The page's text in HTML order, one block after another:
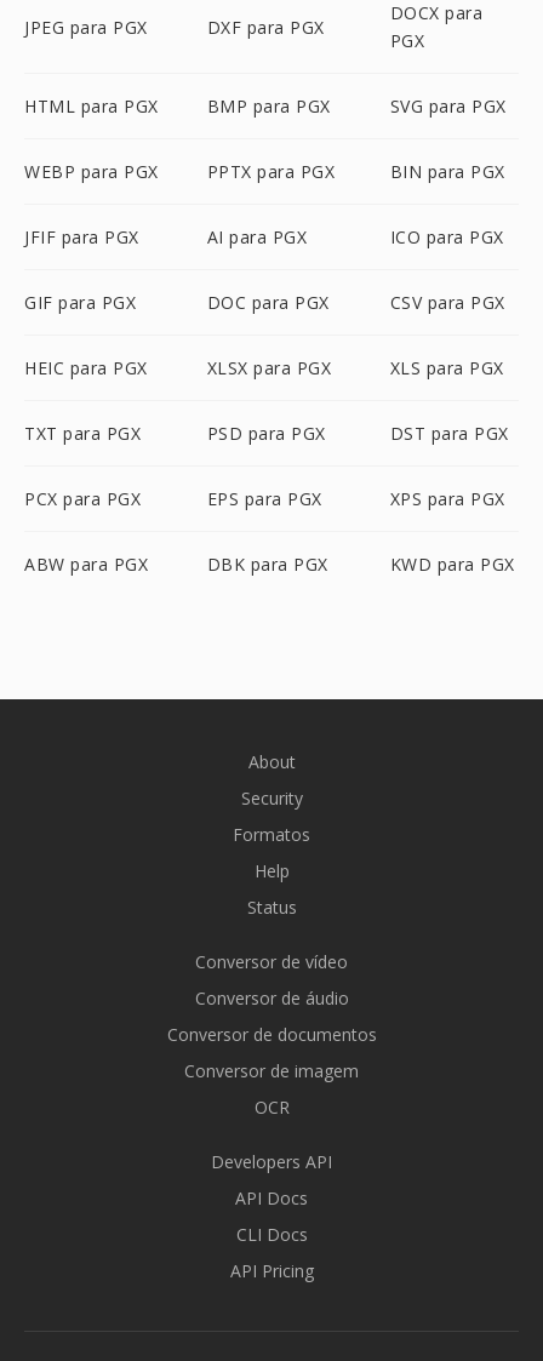
JPEG para PGX DXF para PGX
DOCX para
PGX
HTML para PGX BMP para PGX SVG para PGX
WEBP para PGX PPTX para PGX BIN para PGX
JFIF para PGX AI para PGX ICO para PGX
GIF para PGX DOC para PGX CSV para PGX
HEIC para PGX XLSX para PGX XLS para PGX
TXT para PGX PSD para PGX DST para PGX
PCX para PGX EPS para PGX XPS para PGX
ABW para PGX DBK para PGX KWD para PGX
About
Security
Formatos
Help
Status
Conversor de vídeo
Conversor de áudio
Conversor de documentos
Conversor de imagem
OCR
Developers API
API Docs
CLI Docs
API Pricing